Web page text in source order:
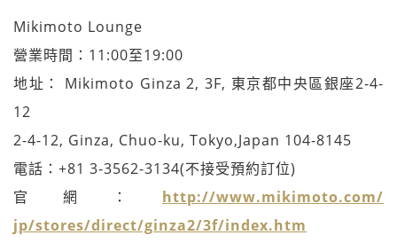
Mikimoto Lounge
營業時間：11:00至19:00
地址： Mikimoto Ginza 2, 3F, 東京都中央區銀座2-4-
12
2-4-12, Ginza, Chuo-ku, Tokyo,Japan 104-8145
電話：+81 3-3562-3134(不接受預約訂位)
官網： http://www.mikimoto.com/
jp/stores/direct/ginza2/3f/index.htm